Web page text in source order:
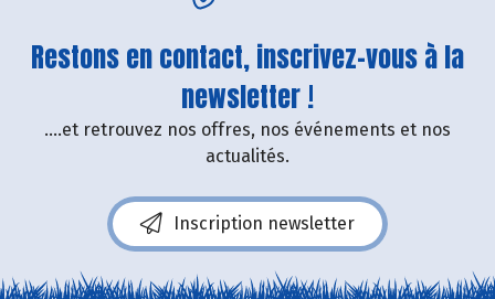
Restons en contact, inscrivez-vous à la
newsletter !
....et retrouvez nos offres, nos événements et nos
actualités.
Inscription newsletter